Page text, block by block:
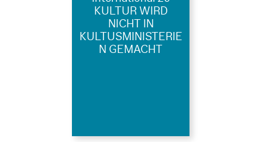
KULTUR WIRD
NICHT IN
KULTUSMINISTERIE
N GEMACHT